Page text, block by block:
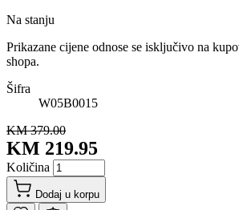
Na stanju
Prikazane cijene odnose se isključivo na
shopa.
Šifra
W05B0015
KM 379.00
KM 219.95
Količina
Dodaj u korpu